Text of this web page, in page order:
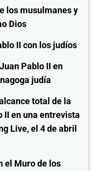
los musulmanes y
Dios
II con los judíos
Pablo II en
judía
total de la
II en una entrevista
Live, el 4 de abril
el Muro de los